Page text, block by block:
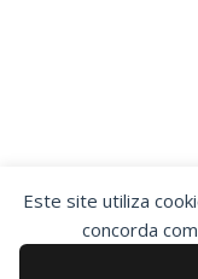
Este site utiliza
concorda